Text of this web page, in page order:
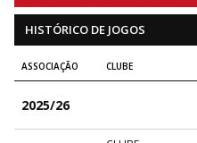
HISTÓRICO DE JOGOS
ASSOCIAÇÃO CLUBE
2025/26